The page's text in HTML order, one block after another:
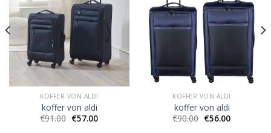
KOFFER VON ALDI
koffer von aldi
€91.00 €57.00
KOFFER VON ALDI
koffer von aldi
€90.00 €56.00